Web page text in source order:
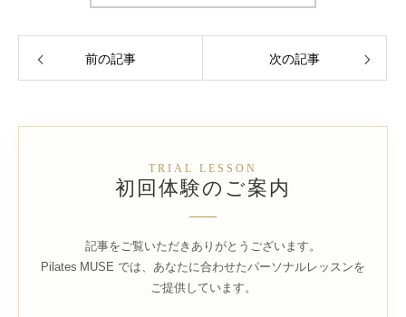
前の記事 次の記事
TRIAL LESSON
初回体験のご案内
記事をご覧いただきありがとうございます。
Pilates MUSE では、あなたに合わせたパーソナルレッスンを
ご提供しています。